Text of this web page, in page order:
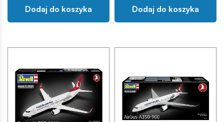
Dodaj do koszyka Dodaj do koszyka